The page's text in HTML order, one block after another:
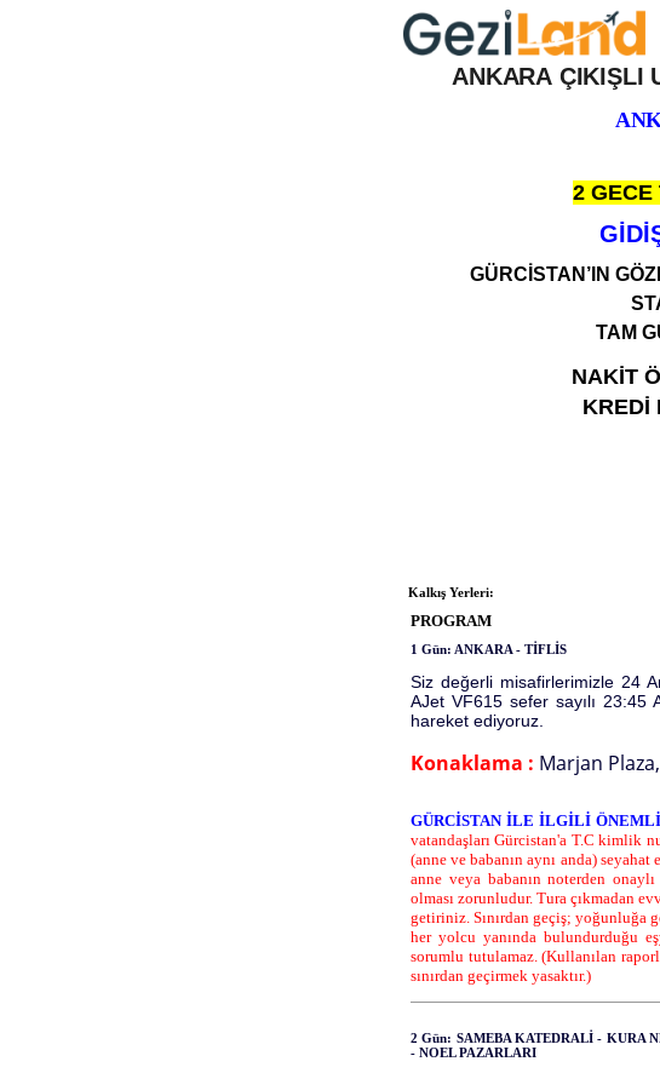
ANKARA ÇIKIŞLI
2 GECE
GÜRCİSTAN’IN
TAM
NAKİT
KREDİ
Kalkış Yerleri:
PROGRAM
1 Gün: ANKARA - TİFLİS
Siz değerli misafirlerimizle 24
AJet VF615 sefer sayılı 23:45
hareket ediyoruz.
Konaklama : Marjan
GÜRCİSTAN İLE İLGİLİ
vatandaşları Gürcistan'a T.C kimlik
(anne ve babanın aynı anda)
anne veya babanın noterden
olması zorunludur. Tura çıkmadan
getiriniz. Sınırdan geçiş; yoğunluğa
her yolcu yanında bulundurduğu
sorumlu tutulamaz. (Kullanılan
sınırdan geçirmek yasaktır.)
2 Gün: SAMEBA KATEDRALİ - KURA
- NOEL PAZARLARI